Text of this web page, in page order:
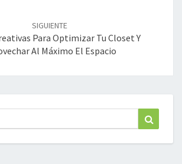
SIGUIENTE
Para Optimizar Tu Closet Y
Al Máximo El Espacio